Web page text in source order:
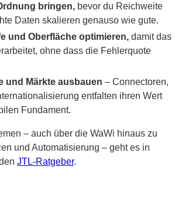
bringen, bevor du Reichweite
Daten skalieren genauso wie gute.
und Oberfläche optimieren, damit das
ohne dass die Fehlerquote
und Märkte ausbauen – Connectoren,
entfalten ihren Wert
Fundament.
– auch über die WaWi hinaus zu
und Automatisierung – geht es in
JTL-Ratgeber.